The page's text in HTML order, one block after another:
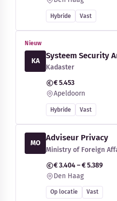
Hybride Vast
Nieuw
KA
Systeem Security
Kadaster
€ 5.453
Apeldoorn
Hybride Vast
MO
Adviseur Privacy
Ministry of Foreign
€ 3.404 – € 5.389
Den Haag
Op locatie Vast